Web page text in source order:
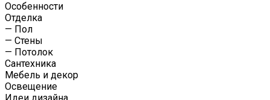
Особенности
Отделка
— Пол
— Стены
— Потолок
Сантехника
Мебель и декор
Освещение